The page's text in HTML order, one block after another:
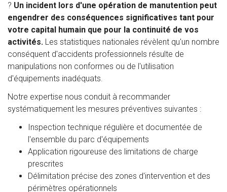
? Un incident lors d'une opération de manutention peut
engendrer des conséquences significatives tant pour
votre capital humain que pour la continuité de vos
activités. Les statistiques nationales révèlent qu'un nombre
conséquent d'accidents professionnels résulte de
manipulations non conformes ou de l'utilisation
d'équipements inadéquats.
Notre expertise nous conduit à recommander
systématiquement les mesures préventives suivantes :
Inspection technique régulière et documentée de
l'ensemble du parc d'équipements
Application rigoureuse des limitations de charge
prescrites
Délimitation précise des zones d'intervention et des
périmètres opérationnels